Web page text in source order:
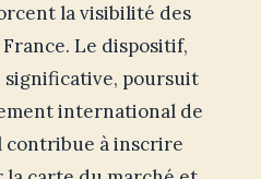
la visibilité des
Le dispositif,
significative, poursuit
international de
contribue à inscrire